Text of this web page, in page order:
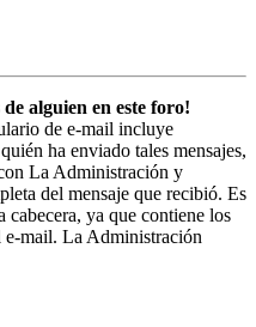
alguien en este foro!
de e-mail incluye
ha enviado tales mensajes,
La Administración y
del mensaje que recibió. Es
ya que contiene los
e-mail. La Administración